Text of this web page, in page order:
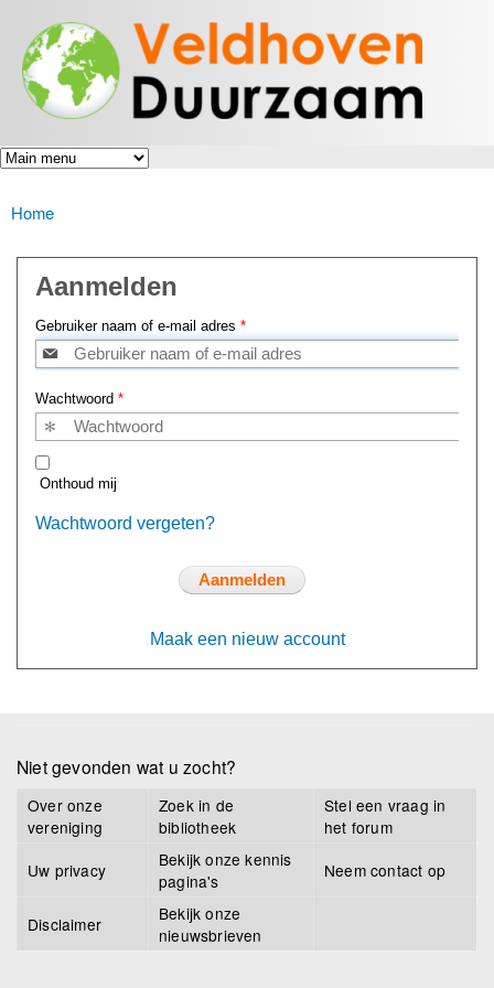
en naar
de inhoud
gaan
Veldhoven
Duurzaam
Energiek
naar de
toekomst
U bent hier
Home
Aanmelden
Gebruiker naam of e-mail adres *
Wachtwoord *
Onthoud mij
Wachtwoord vergeten?
Maak een nieuw account
Niet gevonden wat u zocht?
Over onze
vereniging
Zoek in de
bibliotheek
Stel een vraag in
het forum
Uw privacy
Bekijk onze kennis
pagina's
Neem contact op
Disclaimer
Bekijk onze
nieuwsbrieven